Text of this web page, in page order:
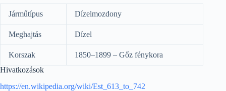
Járműtípus Dízelmozdony
Meghajtás Dízel
Korszak
1850–1899 – Gőz fénykora
Hivatkozások
https://en.wikipedia.org/wiki/Est_613_to_742